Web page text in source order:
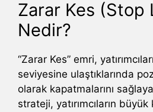
Zarar Kes (Stop
Nedir?
“Zarar Kes” emri,
seviyesine ulaştıklarında
olarak kapatmalarını
strateji, yatırımcıların büyük